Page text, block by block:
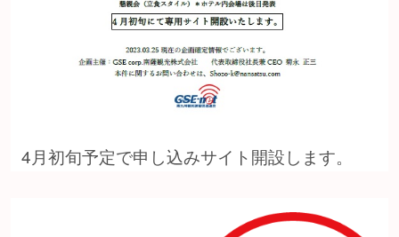
4月初旬予定で申し込みサイト開設します。